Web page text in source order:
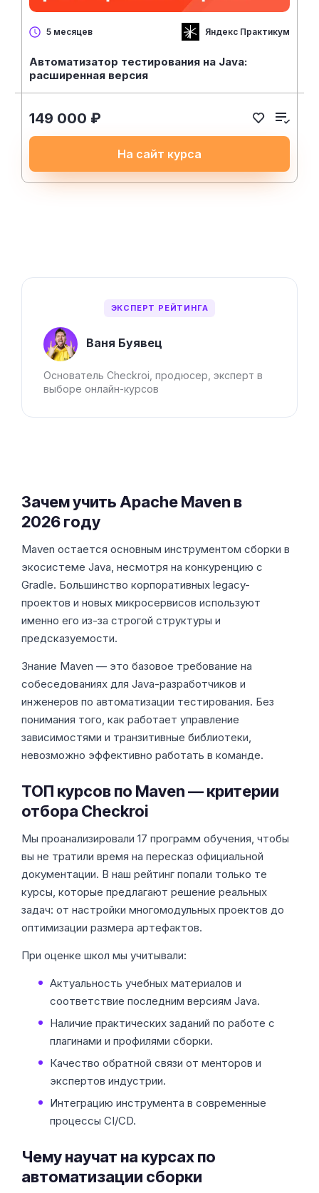
ЭКСПЕРТ РЕЙТИНГА
Ваня Буявец
Основатель Checkroi, продюсер, эксперт в
выборе онлайн-курсов
5 месяцев Яндекс Практикум
Автоматизатор тестирования на Java:
расширенная версия
149 000 ₽
На сайт курса
Зачем учить Apache Maven в
2026 году
Maven остается основным инструментом сборки в
экосистеме Java, несмотря на конкуренцию с
Gradle. Большинство корпоративных legacy-
проектов и новых микросервисов используют
именно его из-за строгой структуры и
предсказуемости.
Знание Maven — это базовое требование на
собеседованиях для Java-разработчиков и
инженеров по автоматизации тестирования. Без
понимания того, как работает управление
зависимостями и транзитивные библиотеки,
невозможно эффективно работать в команде.
ТОП курсов по Maven — критерии
отбора Checkroi
Мы проанализировали 17 программ обучения, чтобы
вы не тратили время на пересказ официальной
документации. В наш рейтинг попали только те
курсы, которые предлагают решение реальных
задач: от настройки многомодульных проектов до
оптимизации размера артефактов.
При оценке школ мы учитывали:
Актуальность учебных материалов и
соответствие последним версиям Java.
Наличие практических заданий по работе с
плагинами и профилями сборки.
Качество обратной связи от менторов и
экспертов индустрии.
Интеграцию инструмента в современные
процессы CI/CD.
Чему научат на курсах по
автоматизации сборки